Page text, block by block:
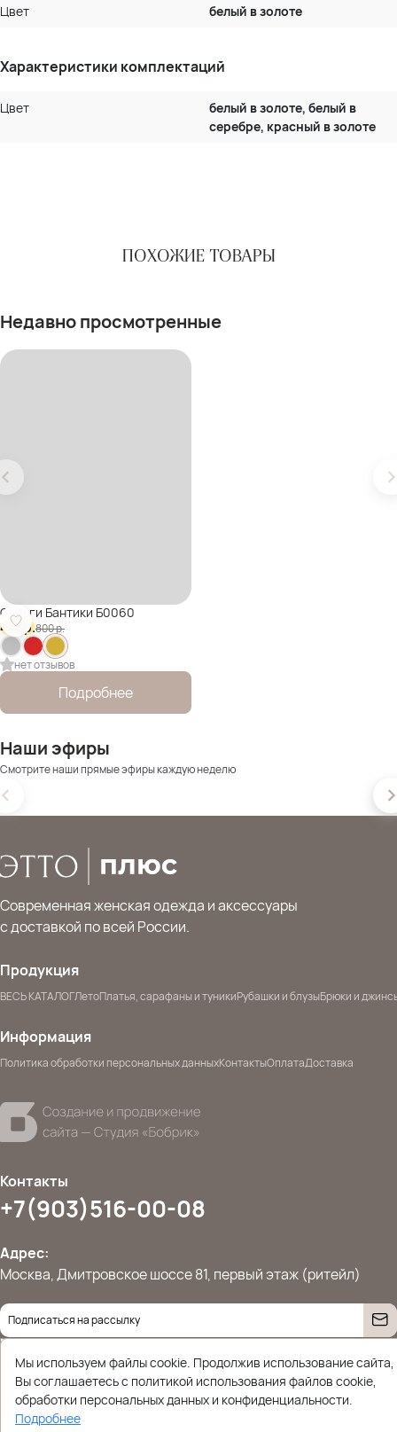
Цвет белый в золоте
Характеристики комплектаций
Цвет
белый в золоте, белый в
серебре, красный в золоте
ПОХОЖИЕ ТОВАРЫ
Недавно просмотренные
Серьги Бантики Б0060
400 р.800р.
нет отзывов
Подробнее
Наши эфиры
Смотрите наши прямые эфиры каждую неделю
Современная женская одежда и аксессуары
с доставкой по всей России.
Продукция
ВЕСЬ КАТАЛОГЛетоПлатья, сарафаны и туникиРубашки и блузыБрюки и
Информация
Политика обработки персональных данныхКонтактыОплатаДоставка
Контакты
+7(903)516-00-08
Адрес:
Москва, Дмитровское шоссе 81, первый этаж (ритейл)
Даю согласие наобработку персональных данных
© 2026 Ettoplus.ru — Все права защищены.
Политика конфиденциальности
Мы используем файлы cookie. Продолжив использование сайта,
Вы соглашаетесь с политикой использования файлов cookie,
обработки персональных данных и конфиденциальности.
Подробнее